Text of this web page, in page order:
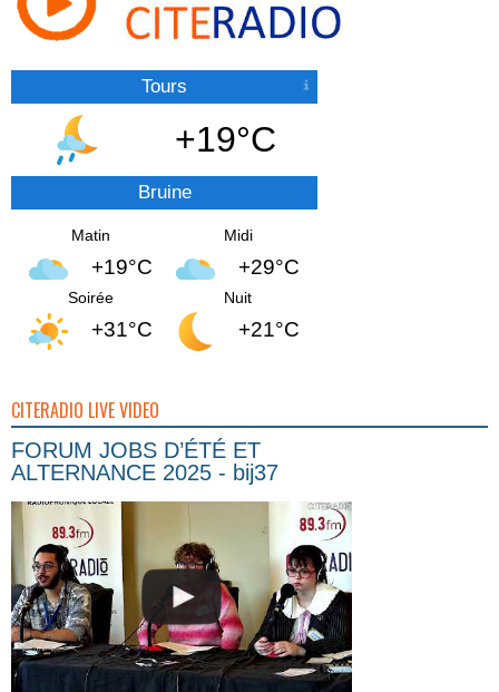
Tours
+19°C
Bruine
Matin
+19°C
Midi
+29°C
Soirée
+31°C
Nuit
+21°C
CITERADIO LIVE VIDEO
FORUM JOBS D’ÉTÉ ET
ALTERNANCE 2025 - bij37